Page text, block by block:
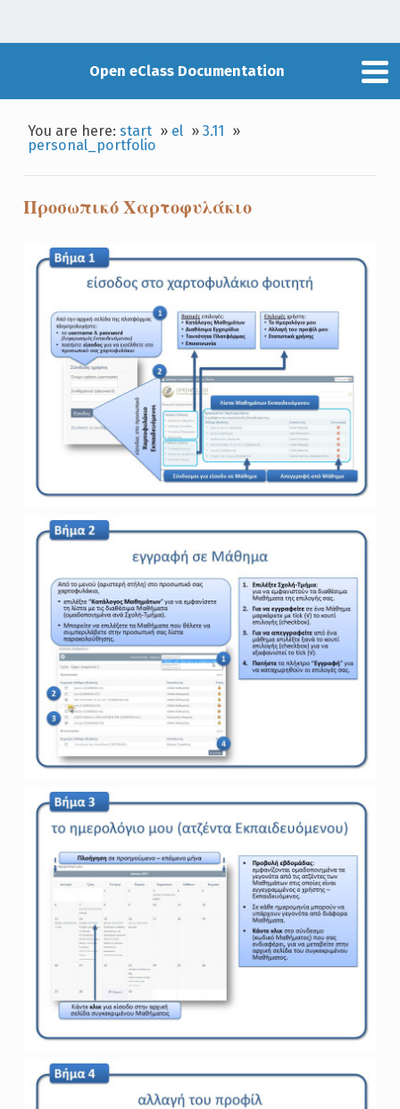
Open eClass Documentation
You are here:start » el »3.11 »
personal_portfolio
Προσωπικό Χαρτοφυλάκιο